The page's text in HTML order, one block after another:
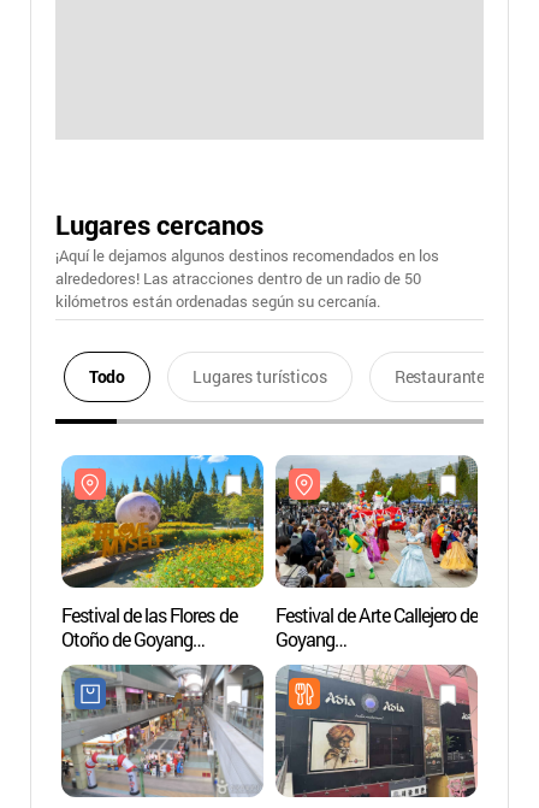
Lugares cercanos
¡Aquí le dejamos algunos destinos recomendados en los
alrededores! Las atracciones dentro de un radio de 50
kilómetros están ordenadas según su cercanía.
Todo Lugares turísticos Restaurantes
Festival de las Flores de
Otoño de Goyang
(고양가을꽃축제)
Festival de Arte Callejero de
Goyang
(고양호수예술축제)